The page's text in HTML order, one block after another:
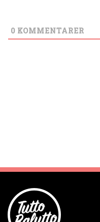
0 KOMMENTARER